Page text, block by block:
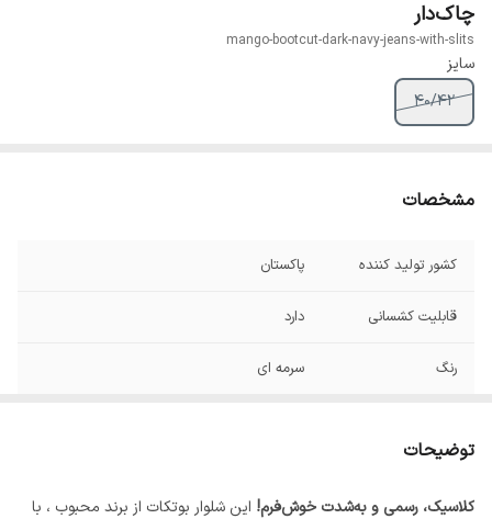
چاک‌دار
mango-bootcut-dark-navy-jeans-with-slits
سایز
۴۰/۴۲
مشخصات
کشور تولید کننده پاکستان
قابلیت کشسانی دارد
رنگ سرمه ای
توضیحات
کلاسیک، رسمی و به‌شدت خوش‌فرم! این شلوار بوتکات از برند محبوب ، با